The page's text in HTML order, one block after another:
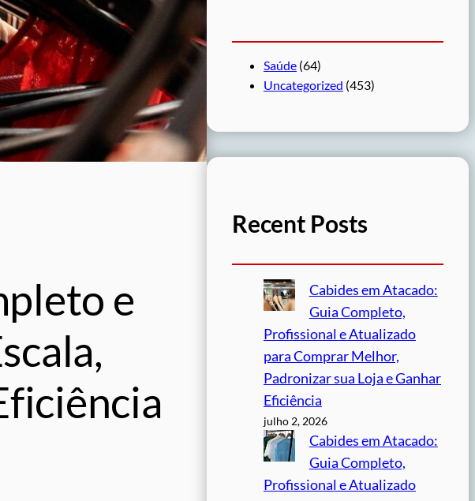
e
Saúde (64)
Uncategorized (453)
Recent Posts
Cabides em Atacado:
Guia Completo,
Profissional e Atualizado
para Comprar Melhor,
Padronizar sua Loja e Ganhar
Eficiência
julho 2, 2026
Cabides em Atacado:
Guia Completo,
Profissional e Atualizado